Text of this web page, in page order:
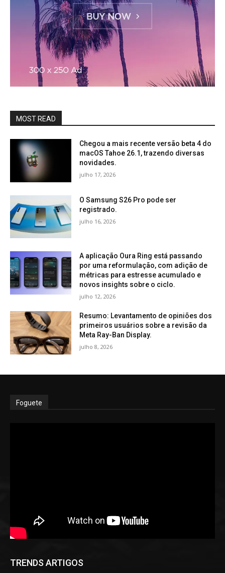
MOST READ
Chegou a mais recente versão beta 4 do
macOS Tahoe 26.1, trazendo diversas
novidades.
julho 17, 2026
O Samsung S26 Pro pode ser
registrado.
julho 16, 2026
A aplicação Oura Ring está passando
por uma reformulação, com adição de
métricas para estresse acumulado e
novos insights sobre o ciclo.
julho 12, 2026
Resumo: Levantamento de opiniões dos
primeiros usuários sobre a revisão da
Meta Ray-Ban Display.
julho 8, 2026
Foguete
TRENDS ARTIGOS